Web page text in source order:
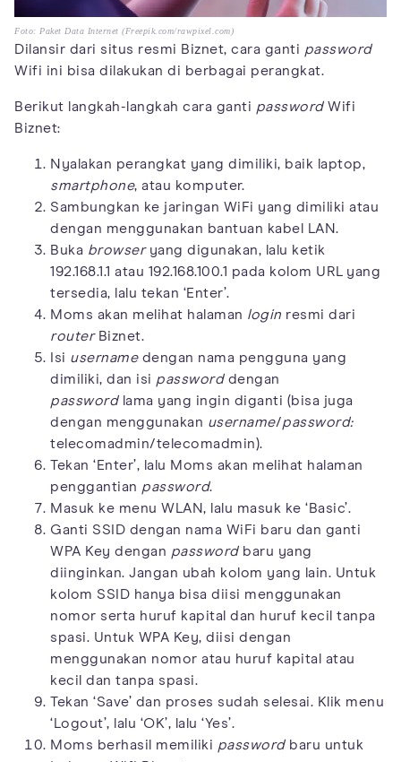
Foto: Paket Data Internet (Freepik.com/rawpixel.com)
Dilansir dari situs resmi Biznet, cara ganti password
Wifi ini bisa dilakukan di berbagai perangkat.
Berikut langkah-langkah cara ganti passwordWifi
Biznet:
Nyalakan perangkat yang dimiliki, baik laptop,
smartphone, atau komputer.
Sambungkan ke jaringan WiFi yang dimiliki atau
dengan menggunakan bantuan kabel LAN.
Buka browseryang digunakan, lalu ketik
192.168.1.1 atau 192.168.100.1 pada kolom URL yang
tersedia, lalu tekan ‘Enter’.
Moms akan melihat halaman login resmi dari
routerBiznet.
Isi usernamedengan nama pengguna yang
dimiliki, dan isi passworddengan
passwordlama yang ingin diganti (bisa juga
dengan menggunakan username/password:
telecomadmin/telecomadmin).
Tekan ‘Enter’, lalu Moms akan melihat halaman
penggantian password.
Masuk ke menu WLAN, lalu masuk ke ‘Basic’.
Ganti SSID dengan nama WiFi baru dan ganti
WPA Key dengan passwordbaru yang
diinginkan. Jangan ubah kolom yang lain. Untuk
kolom SSID hanya bisa diisi menggunakan
nomor serta huruf kapital dan huruf kecil tanpa
spasi. Untuk WPA Key, diisi dengan
menggunakan nomor atau huruf kapital atau
kecil dan tanpa spasi.
Tekan ‘Save’ dan proses sudah selesai. Klik menu
‘Logout’, lalu ‘OK’, lalu ‘Yes’.
Moms berhasil memiliki passwordbaru untuk